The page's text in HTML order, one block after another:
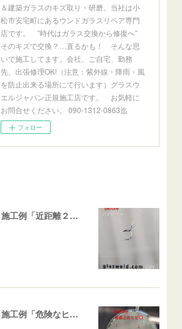
＆建築ガラスのキズ取り・研磨。当社は小
松市安宅町にあるウンドガラスリペア専門
店です。 ”時代はガラス交換から修復へ”
そのキズで交換？…直るかも！ そんな思
いで施工してます。会社、ご自宅、勤務
先、出張修理OK!（注意：紫外線・降雨・風
を防止出来る場所にて行います）グラスウ
エルジャパン正規施工店です。 お気軽に
お問合せください。 090-1312-0863迄
フォロー
飛び石ひび割れ 施工例「近距離２箇所・パーシャル系+ストレート系」CX-8
飛び石ひび割れ 施工例「危険なヒビ🚨⚠️表面上亀裂」ジムニー